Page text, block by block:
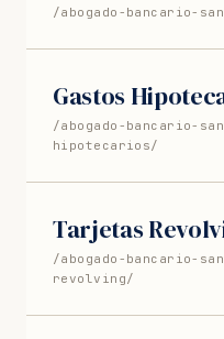
/abogado-bancario-
Gastos
/abogado-bancario-
hipotecarios/
Tarjetas
/abogado-bancario-
revolving/